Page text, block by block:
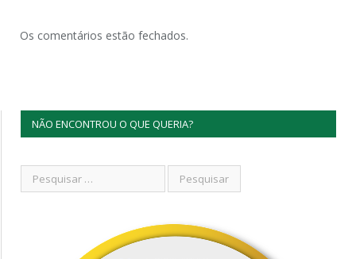
Os comentários estão fechados.
NÃO ENCONTROU O QUE QUERIA?